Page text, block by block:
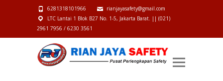
6281318101966
rianjayasafety@gmail.com
LTC Lantai 1 Blok B27 No. 1-5, Jakarta Barat. || (021)
2961 7956 / 6230 3561